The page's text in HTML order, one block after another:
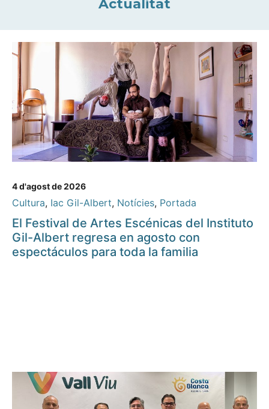
Actualitat
4 d'agost de 2026
Cultura, Iac Gil-Albert, Notícies, Portada
El Festival de Artes Escénicas del Instituto
Gil-Albert regresa en agosto con
espectáculos para toda la familia